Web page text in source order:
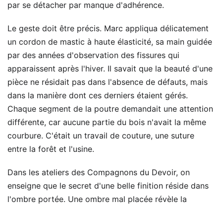
par se détacher par manque d'adhérence.
Le geste doit être précis. Marc appliqua délicatement
un cordon de mastic à haute élasticité, sa main guidée
par des années d'observation des fissures qui
apparaissent après l'hiver. Il savait que la beauté d'une
pièce ne résidait pas dans l'absence de défauts, mais
dans la manière dont ces derniers étaient gérés.
Chaque segment de la poutre demandait une attention
différente, car aucune partie du bois n'avait la même
courbure. C'était un travail de couture, une suture
entre la forêt et l'usine.
Dans les ateliers des Compagnons du Devoir, on
enseigne que le secret d'une belle finition réside dans
l'ombre portée. Une ombre mal placée révèle la